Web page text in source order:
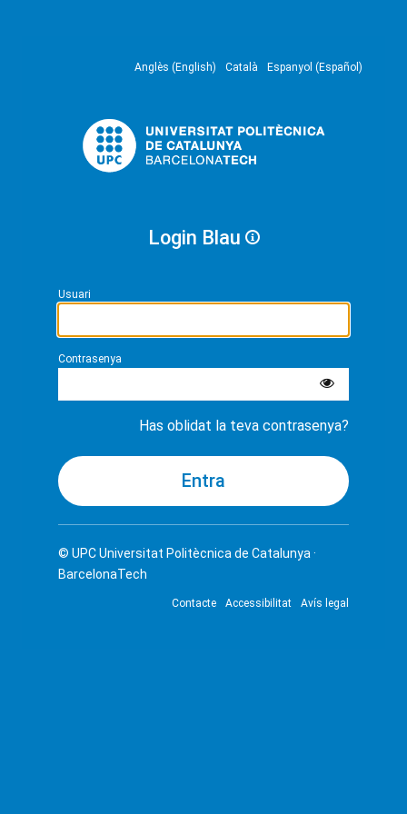
Anglès (English) Català Espanyol (Español)
Login Blau
Usuari
Contrasenya
Has oblidat la teva contrasenya?
© UPCUniversitat Politècnica de Catalunya ·
BarcelonaTech
Contacte Accessibilitat Avís legal